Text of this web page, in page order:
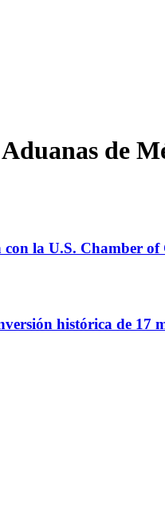
de
la U.S. Chamber
histórica de 17